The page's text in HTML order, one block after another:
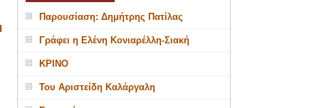
Παρουσίαση: Δημήτρης Πατίλας
Γράφει η Ελένη Κονιαρέλλη-Σιακή
ΚΡΙΝΟ
Του Αριστείδη Καλάργαλη